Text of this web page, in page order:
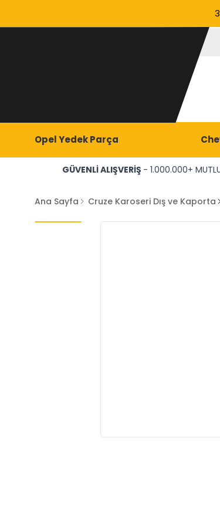
Opel Yedek Parça
GÜVENLİ ALIŞVERİŞ - 1.000.000+
Ana Sayfa Cruze Karoseri Dış ve Kaporta